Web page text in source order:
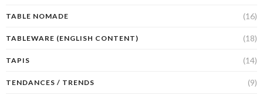
TABLE NOMADE (16)
TABLEWARE (ENGLISH CONTENT) (18)
TAPIS (14)
TENDANCES / TRENDS (9)